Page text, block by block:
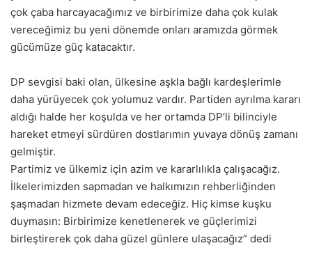
çok çaba harcayacağımız ve birbirimize daha çok kulak
vereceğimiz bu yeni dönemde onları aramızda görmek
gücümüze güç katacaktır.
DP sevgisi baki olan, ülkesine aşkla bağlı kardeşlerimle
daha yürüyecek çok yolumuz vardır. Partiden ayrılma kararı
aldığı halde her koşulda ve her ortamda DP’li bilinciyle
hareket etmeyi sürdüren dostlarımın yuvaya dönüş zamanı
gelmiştir.
Partimiz ve ülkemiz için azim ve kararlılıkla çalışacağız.
İlkelerimizden sapmadan ve halkımızın rehberliğinden
şaşmadan hizmete devam edeceğiz. Hiç kimse kuşku
duymasın: Birbirimize kenetlenerek ve güçlerimizi
birleştirerek çok daha güzel günlere ulaşacağız” dedi